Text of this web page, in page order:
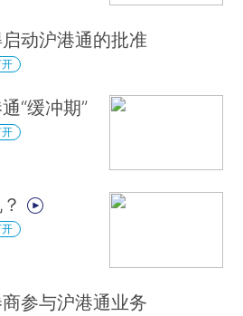
动沪港通的批准
“缓冲期”
参与沪港通业务